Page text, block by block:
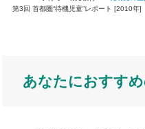
第3回 首都圏“待機児童”レポート [2010年]
あなたにおすす